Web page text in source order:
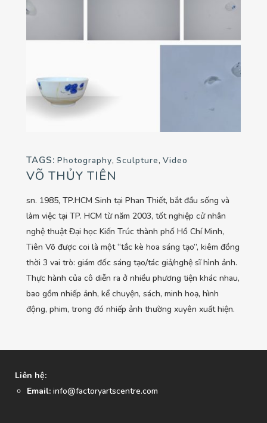
TAGS: Photography, Sculpture, Video
VÕ THỦY TIÊN
sn. 1985, TP.HCM Sinh tại Phan Thiết, bắt đầu sống và
làm việc tại TP. HCM từ năm 2003, tốt nghiệp cử nhân
nghệ thuật Đại học Kiến Trúc thành phố Hồ Chí Minh,
Tiên Võ được coi là một “tắc kè hoa sáng tạo”, kiêm đồng
thời 3 vai trò: giám đốc sáng tạo/tác giả/nghệ sĩ hình ảnh.
Thực hành của cô diễn ra ở nhiều phương tiện khác nhau,
bao gồm nhiếp ảnh, kể chuyện, sách, minh hoạ, hình
động, phim, trong đó nhiếp ảnh thường xuyên xuất hiện.
Liên hệ:
Email: info@factoryartscentre.com